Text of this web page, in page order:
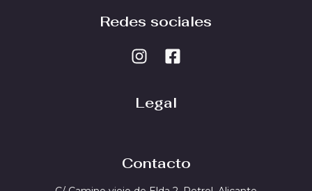
Redes sociales
Legal
Contacto